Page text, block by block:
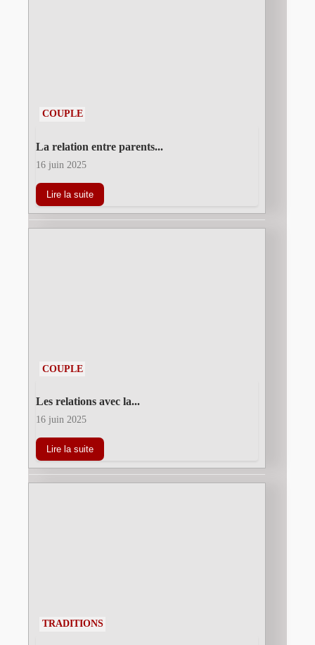
COUPLE
La relation entre parents...
16 juin 2025
Lire la suite
COUPLE
Les relations avec la...
16 juin 2025
Lire la suite
TRADITIONS